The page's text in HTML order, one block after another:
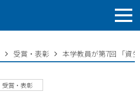
受賞・表彰 本学教員が第7回 「資
受賞・表彰